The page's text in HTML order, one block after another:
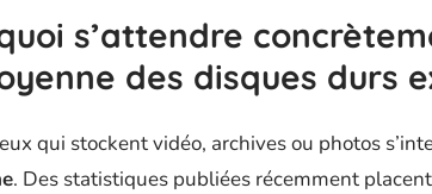
s’attendre
des disques durs
qui stockent vidéo, archives ou photos
. Des statistiques publiées récemment